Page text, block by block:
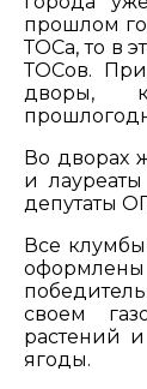
прошлом
ТОСа, то в
ТОСов.
дворы,
Во дворах
и
депутаты
Все
своем
растений
ягоды.